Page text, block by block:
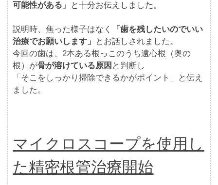
可能性がある 」と十分お伝えしました。
説明時、焦った様子はなく
「歯を残したいのでいい
治療でお願いします」
とお話しされました。
今回の歯は、2本ある根っこのうち遠心根（奥の
根）が骨が溶けている原因 と判断し
「そこをしっかり掃除できるかがポイント」と伝え
ました。
マイクロスコープを使用し
た精密根管治療開始